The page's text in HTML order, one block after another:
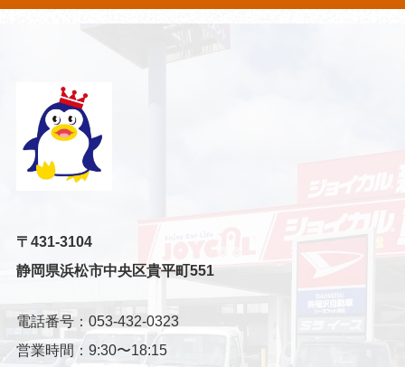
〒431-3104
静岡県浜松市中央区貴平町551
電話番号：053-432-0323
営業時間：9:30〜18:15